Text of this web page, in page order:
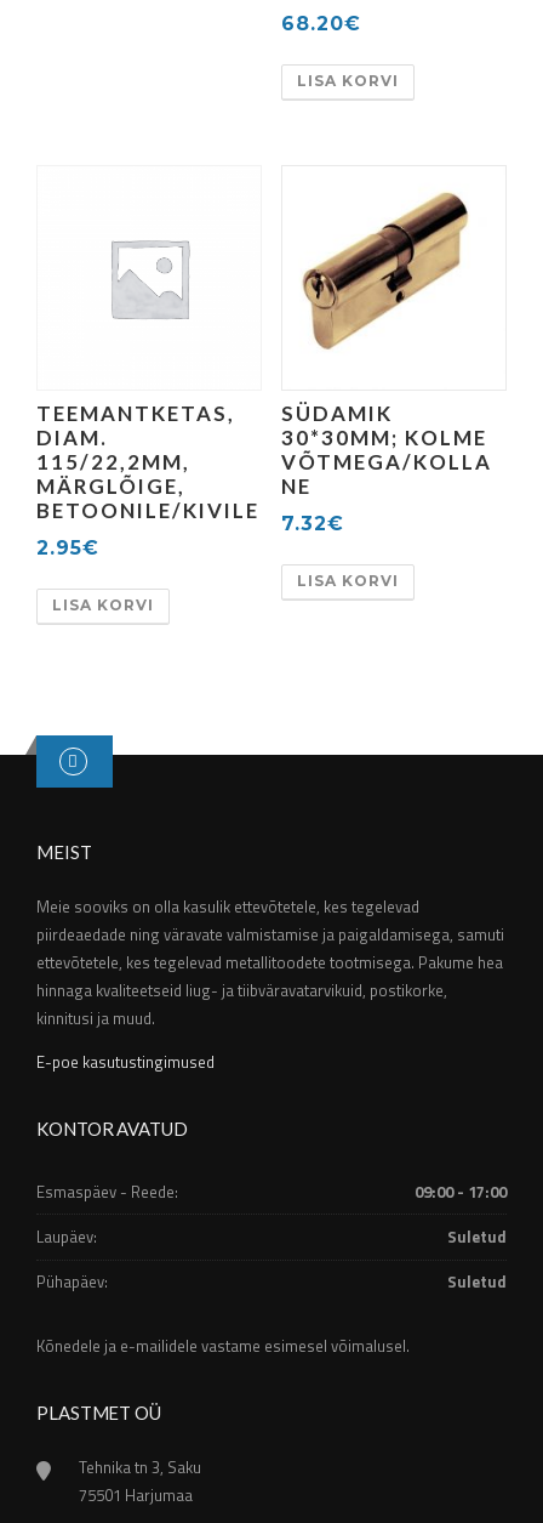
68.20€
LISA KORVI
TEEMANTKETAS,
DIAM.
115/22,2MM,
MÄRGLÕIGE,
BETOONILE/KIVILE
2.95€
LISA KORVI
SÜDAMIK
30*30MM; KOLME
VÕTMEGA/KOLLA
NE
7.32€
LISA KORVI
MEIST
Meie sooviks on olla kasulik ettevõtetele, kes tegelevad
piirdeaedade ning väravate valmistamise ja paigaldamisega, samuti
ettevõtetele, kes tegelevad metallitoodete tootmisega. Pakume hea
hinnaga kvaliteetseid liug- ja tiibväravatarvikuid, postikorke,
kinnitusi ja muud.
E-poe kasutustingimused
KONTOR AVATUD
Esmaspäev - Reede:
09:00 - 17:00
Laupäev:
Suletud
Pühapäev:
Suletud
Kõnedele ja e-mailidele vastame esimesel võimalusel.
PLASTMET OÜ
Tehnika tn 3, Saku
75501 Harjumaa